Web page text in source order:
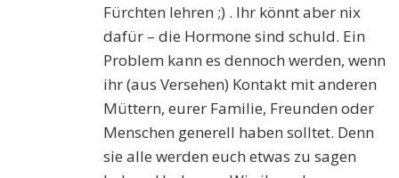
Fürchten lehren ;) . Ihr könnt aber nix
dafür – die Hormone sind schuld. Ein
Problem kann es dennoch werden, wenn
ihr (aus Versehen) Kontakt mit anderen
Müttern, eurer Familie, Freunden oder
Menschen generell haben solltet. Denn
sie alle werden euch etwas zu sagen